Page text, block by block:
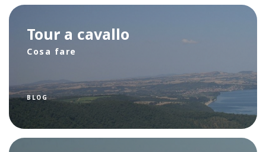
Tour a cavallo
Cosa fare
BLOG